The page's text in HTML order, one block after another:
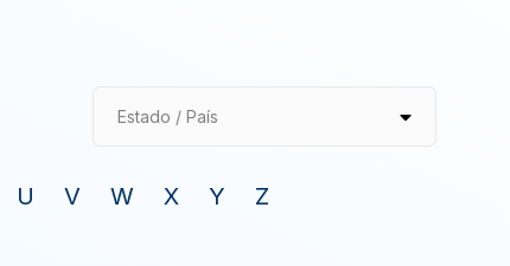
Estado / País
U V W X Y Z